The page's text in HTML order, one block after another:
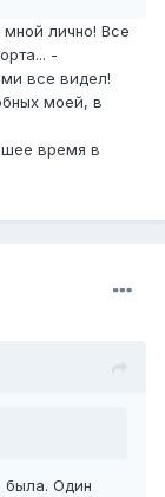
лично! Все
-
все видел!
моей, в
время в
была. Один